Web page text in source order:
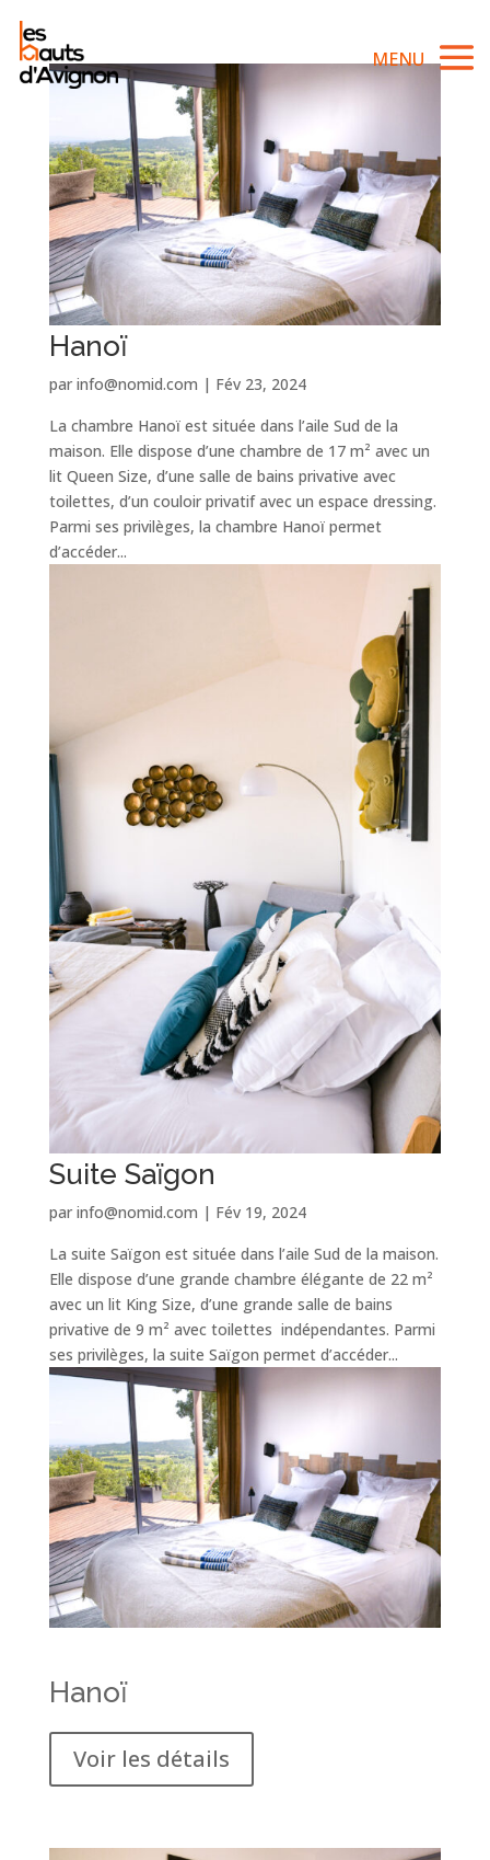
Hanoï
par info@nomid.com | Fév 23, 2024
La chambre Hanoï est située dans l’aile Sud de la
maison. Elle dispose d’une chambre de 17 m² avec un
lit Queen Size, d’une salle de bains privative avec
toilettes, d’un couloir privatif avec un espace dressing.
Parmi ses privilèges, la chambre Hanoï permet
d’accéder...
Suite Saïgon
par info@nomid.com | Fév 19, 2024
La suite Saïgon est située dans l’aile Sud de la maison.
Elle dispose d’une grande chambre élégante de 22 m²
avec un lit King Size, d’une grande salle de bains
privative de 9 m² avec toilettes indépendantes. Parmi
ses privilèges, la suite Saïgon permet d’accéder...
Hanoï
Voir les détails